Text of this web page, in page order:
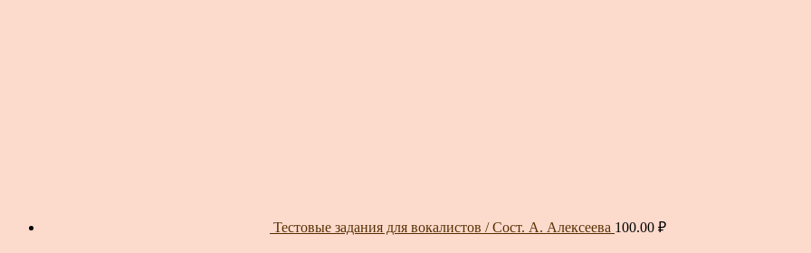
Тестовые задания для вокалистов / Сост. А. Алексеева 100.00 ₽